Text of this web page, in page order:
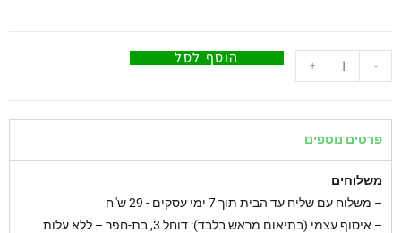
-
+ הוסף לסל
פרטים נוספים
משלוחים
– משלוח עם שליח עד הבית תוך 7 ימי עסקים - 29 ש"ח
– איסוף עצמי (בתיאום מראש בלבד): דוחל 3, בת-חפר – ללא עלות